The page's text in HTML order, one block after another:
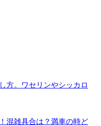
方。ワセリンやシッカロ
混雑具合は？満車の時ど